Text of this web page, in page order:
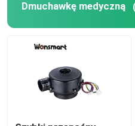
Dmuchawkę medyczną